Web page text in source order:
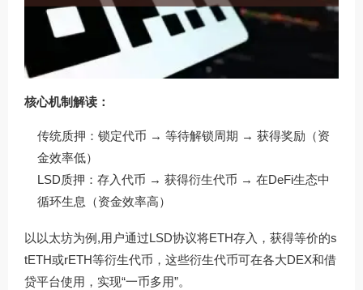
核心机制解读：
传统质押：锁定代币 → 等待解锁周期 → 获得奖励（资
金效率低）
LSD质押：存入代币 → 获得衍生代币 → 在DeFi生态中
循环生息（资金效率高）
以以太坊为例,用户通过LSD协议将ETH存入，获得等价的s
tETH或rETH等衍生代币，这些衍生代币可在各大DEX和借
贷平台使用，实现“一币多用”。